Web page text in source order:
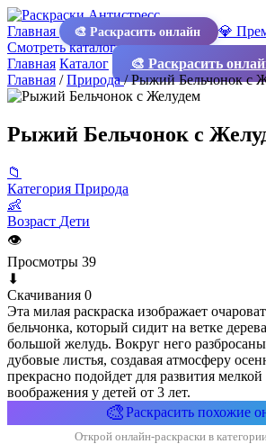
Главная 🎨 Раскрасить онлайн
💎
Смотреть каталог
Главная Каталог 🎨 Раскрасить
Главная /Природа/Рыжий Бельчонок с
Рыжий Бельчонок с
📁
Категория Природа
👶
Возраст Дети
👁
Просмотры 39
⬇
Скачивания 0
Эта милая раскраска изображает
бельчонка, который сидит на ветке
большой желудь. Вокруг него
дубовые листья, создавая атмосферу
прекрасно подойдет для развития
воображения у детей от 3 лет.
🎨Раскрасить похожие
Открой онлайн-раскраски в